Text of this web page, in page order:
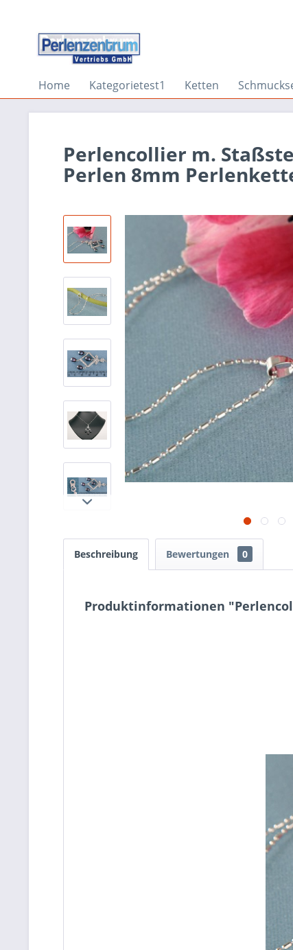
Home Kategorietest1 Ketten
Perlencollier m.
Perlen 8mm
Beschreibung Bewertungen 0
Produktinformationen